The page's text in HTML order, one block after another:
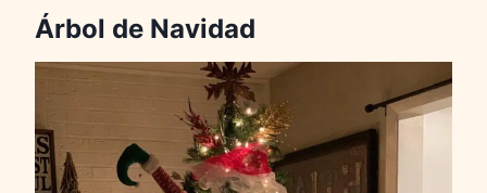
Árbol de Navidad